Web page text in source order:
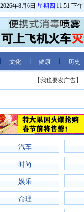
2026年8月6日 星期四 11:51 下午
文化 健康 历史
【我也要发广告】
汽车
时尚
娱乐
命理